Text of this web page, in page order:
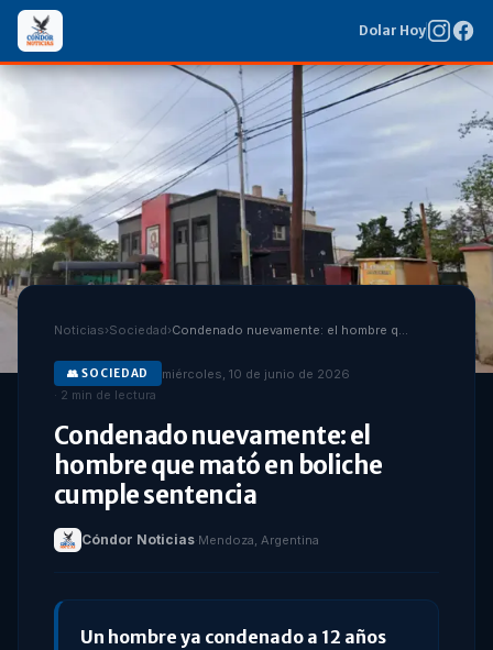
Dolar Hoy
Noticias›Sociedad› Condenado nuevamente: el hombre que mató en boliche cumple sentencia
👥 SOCIEDAD
miércoles, 10 de junio de 2026
· 2 min de lectura
Condenado nuevamente: el
hombre que mató en boliche
cumple sentencia
Cóndor Noticias·Mendoza, Argentina
Un hombre ya condenado a 12 años